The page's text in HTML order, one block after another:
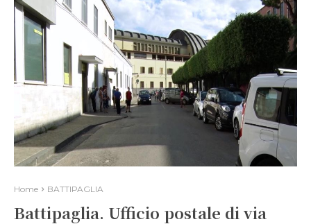
Home BATTIPAGLIA
Battipaglia. Ufficio postale di via